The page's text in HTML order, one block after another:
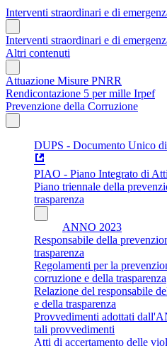
Interventi straordinari e di
Interventi straordinari e di
Altri contenuti
Attuazione Misure PNRR
Rendicontazione 5 per mille Irpef
Prevenzione della Corruzione
DUPS - Documento Unico
PIAO - Piano Integrato di
Piano triennale della
trasparenza
ANNO 2023
Responsabile della
trasparenza
Regolamenti per la
corruzione e della trasparenza
Relazione del responsabile
e della trasparenza
Provvedimenti adottati
tali provvedimenti
Atti di accertamento delle